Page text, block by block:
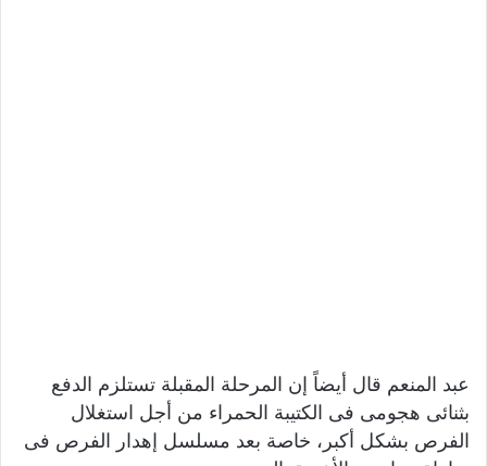
عبد المنعم قال أيضاً إن المرحلة المقبلة تستلزم الدفع
بثنائى هجومى فى الكتيبة الحمراء من أجل استغلال
الفرص بشكل أكبر، خاصة بعد مسلسل إهدار الفرص فى